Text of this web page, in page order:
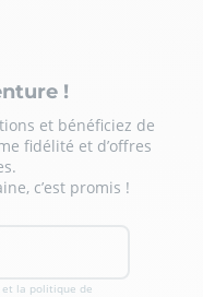
!
et bénéficiez de
fidélité et d’offres
c’est promis !
et la politique de